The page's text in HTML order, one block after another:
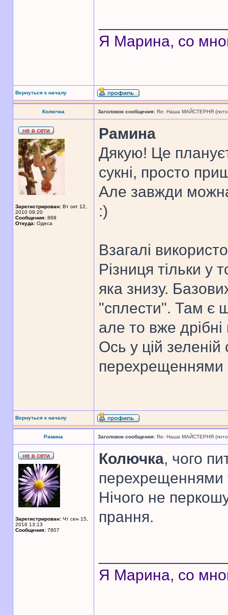
Я Марина, со
Вернуться к началу
Колючка Заголовок сообщения: Re: Наша МАЙСТЕРНЯ
Зарегистрирован: Вт окт 12,
2010 09:20
Сообщения: 868
Откуда: Одеса
Рамина
Дякую! Це
сукні, просто
Але завжди
:)
Взагалі
Різниця тільки у
яка знизу.
"сплести". Там є
але то вже
Ось у цій зеленій
перехрещеннями
Вернуться к началу
Рамина Заголовок сообщения: Re: Наша МАЙСТЕРНЯ
Зарегистрирован: Чт сен 15,
2016 13:13
Сообщения: 7807
Колючка, чого
перехрещеннями
Нічого не
прання.
Я Марина, со